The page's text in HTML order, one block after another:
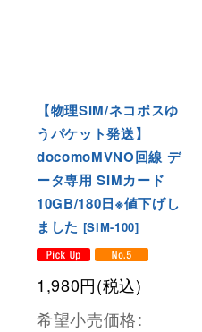
【物理SIM/ネコポスゆ
うパケット発送】
docomoMVNO回線 デ
ータ専用 SIMカード
10GB/180日※値下げし
ました [SIM-100]
1,980円(税込)
希望小売価格: